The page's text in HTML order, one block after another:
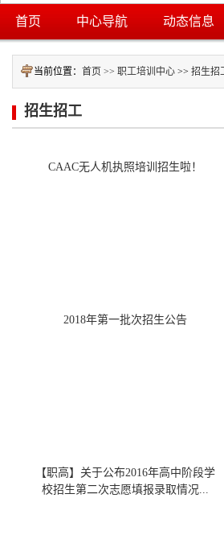
首页 中心导航 动态信息
当前位置： 首页 >> 职工培训中心 >> 招生招
招生招工
CAAC无人机执照培训招生啦！
2018年第一批次招生公告
【职高】关于公布2016年高中阶段学
校招生第二次志愿填报录取情况...